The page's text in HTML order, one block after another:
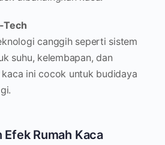
Tech
canggih seperti sistem
suhu, kelembapan, dan
kaca ini cocok untuk budidaya
Efek Rumah Kaca